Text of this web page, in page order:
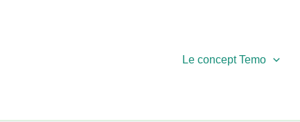
Le concept Temo